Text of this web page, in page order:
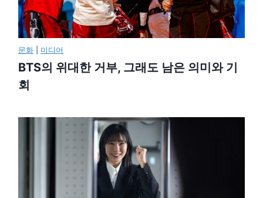
문화 미디어
BTS의 위대한 거부, 그래도 남은 의미와 기
회